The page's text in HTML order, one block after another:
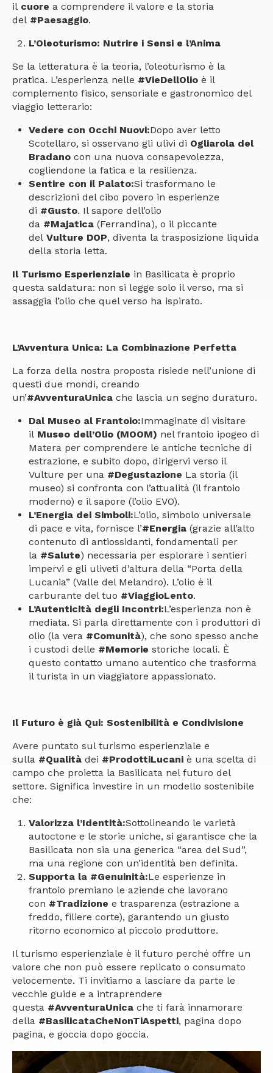
il cuore a comprendere il valore e la storia
del #Paesaggio.
L’Oleoturismo: Nutrire i Sensi e l’Anima
Se la letteratura è la teoria, l’oleoturismo è la
pratica. L’esperienza nelle #VieDellOlio è il
complemento fisico, sensoriale e gastronomico del
viaggio letterario:
Vedere con Occhi Nuovi:Dopo aver letto
Scotellaro, si osservano gli ulivi di Ogliarola del
Bradano con una nuova consapevolezza,
cogliendone la fatica e la resilienza.
Sentire con il Palato:Si trasformano le
descrizioni del cibo povero in esperienze
di #Gusto. Il sapore dell’olio
da #Majatica (Ferrandina), o il piccante
delVulture DOP, diventa la trasposizione liquida
della storia letta.
Il Turismo Esperienziale in Basilicata è proprio
questa saldatura: non si legge solo il verso, ma si
assaggia l’olio che quel verso ha ispirato.
L’Avventura Unica: La Combinazione Perfetta
La forza della nostra proposta risiede nell’unione di
questi due mondi, creando
un’#AvventuraUnica che lascia un segno duraturo.
Dal Museo al Frantoio:Immaginate di visitare
il Museo dell’Olio (MOOM) nel frantoio ipogeo di
Matera per comprendere le antiche tecniche di
estrazione, e subito dopo, dirigervi verso il
Vulture per una #Degustazione La storia (il
museo) si confronta con l’attualità (il frantoio
moderno) e il sapore (l’olio EVO).
L’Energia dei Simboli:L’olio, simbolo universale
di pace e vita, fornisce l’#Energia (grazie all’alto
contenuto di antiossidanti, fondamentali per
la #Salute) necessaria per esplorare i sentieri
impervi e gli uliveti d’altura della “Porta della
Lucania” (Valle del Melandro). L’olio è il
carburante del tuo #ViaggioLento.
L’Autenticità degli Incontri:L’esperienza non è
mediata. Si parla direttamente con i produttori di
olio (la vera #Comunità), che sono spesso anche
i custodi delle #Memorie storiche locali. È
questo contatto umano autentico che trasforma
il turista in un viaggiatore appassionato.
Il Futuro è già Qui: Sostenibilità e Condivisione
Avere puntato sul turismo esperienziale e
sulla #Qualità dei #ProdottiLucani è una scelta di
campo che proietta la Basilicata nel futuro del
settore. Significa investire in un modello sostenibile
che:
Valorizza l’Identità:Sottolineando le varietà
autoctone e le storie uniche, si garantisce che la
Basilicata non sia una generica “area del Sud”,
ma una regione con un’identità ben definita.
Supporta la #Genuinità:Le esperienze in
frantoio premiano le aziende che lavorano
con #Tradizione e trasparenza (estrazione a
freddo, filiere corte), garantendo un giusto
ritorno economico al piccolo produttore.
Il turismo esperienziale è il futuro perché offre un
valore che non può essere replicato o consumato
velocemente. Ti invitiamo a lasciare da parte le
vecchie guide e a intraprendere
questa #AvventuraUnica che ti farà innamorare
della #BasilicataCheNonTiAspetti, pagina dopo
pagina, e goccia dopo goccia.